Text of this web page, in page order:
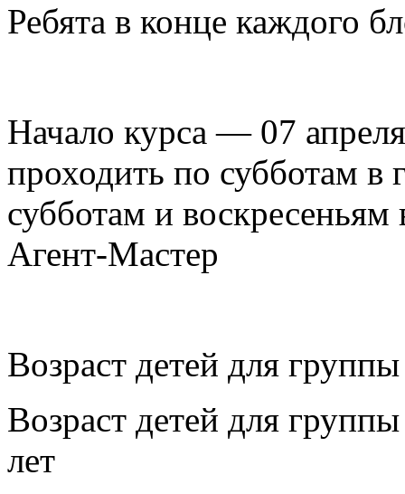
Ребята в конце каждого
Начало курса — 07
проходить по субботам
субботам и
Агент-Мастер
Возраст детей для
Возраст детей для
лет